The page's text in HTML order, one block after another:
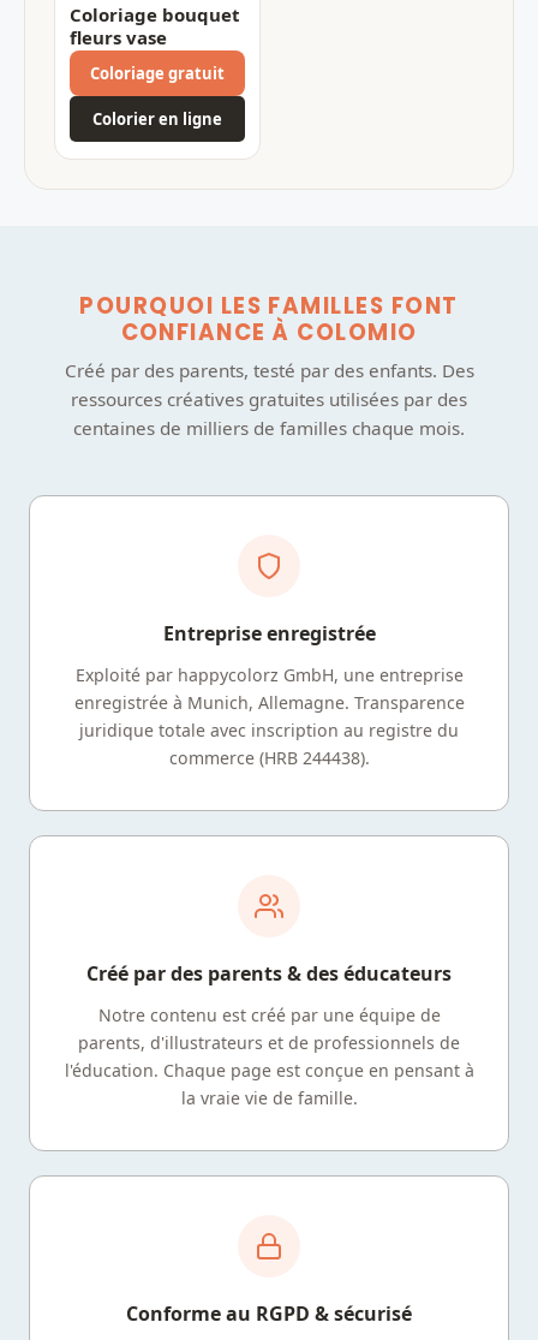
Coloriage bouquet
fleurs vase
Coloriage gratuit
Colorier en ligne
POURQUOI LES FAMILLES FONT
CONFIANCE À COLOMIO
Créé par des parents, testé par des enfants. Des
ressources créatives gratuites utilisées par des
centaines de milliers de familles chaque mois.
Entreprise enregistrée
Exploité par happycolorz GmbH, une entreprise
enregistrée à Munich, Allemagne. Transparence
juridique totale avec inscription au registre du
commerce (HRB 244438).
Créé par des parents & des éducateurs
Notre contenu est créé par une équipe de
parents, d'illustrateurs et de professionnels de
l'éducation. Chaque page est conçue en pensant à
la vraie vie de famille.
Conforme au RGPD & sécurisé